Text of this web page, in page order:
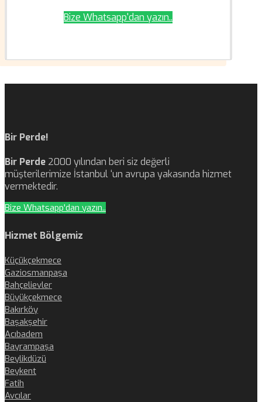
Bize Whatsapp'dan yazın..
Bir Perde!
Bir Perde 2000 yılından beri siz değerli
müşterilerimize İstanbul ‘un avrupa yakasında hizmet
vermektedir.
Bize Whatsapp'dan yazın..
Hizmet Bölgemiz
Küçükçekmece
Gaziosmanpaşa
Bahçelievler
Büyükçekmece
Bakırköy
Başakşehir
Acıbadem
Bayrampaşa
Beylikdüzü
Beykent
Fatih
Avcılar